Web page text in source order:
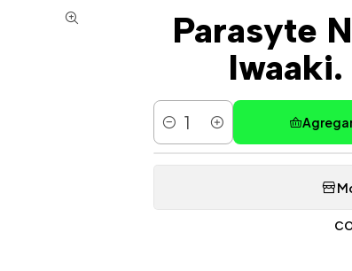
Parasyte
Cantidad